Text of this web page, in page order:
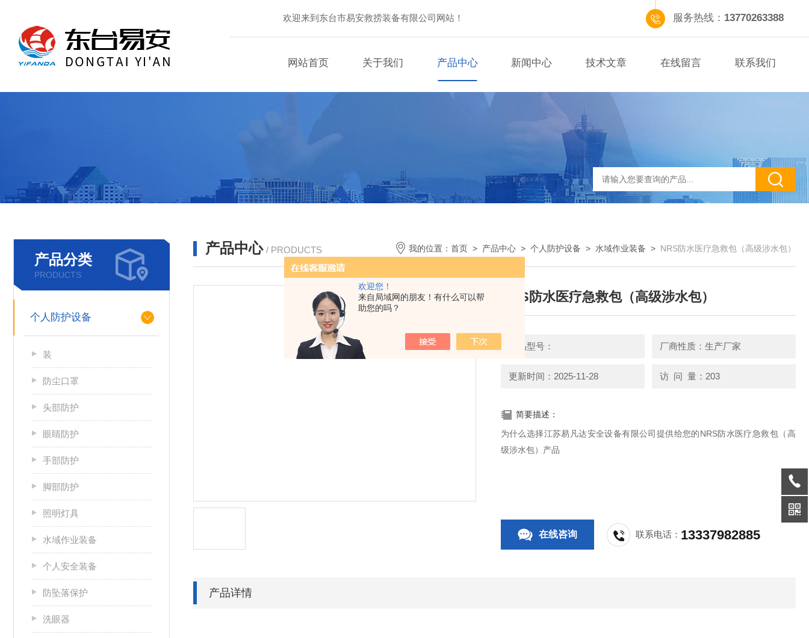
欢迎您！
来自局域网的朋友！有什么可以帮
助您的吗？
欢迎来到东台市易安救捞装备有限公司网站！ 服务热线： 13770263388
网站首页 关于我们 产品中心 新闻中心 技术文章 在线留言 联系我们
产品分类
PRODUCTS
个人防护设备
装
防尘口罩
头部防护
眼睛防护
手部防护
脚部防护
照明灯具
水域作业装备
个人安全装备
防坠落保护
洗眼器
产品中心 / PRODUCTS 我的位置： 首页 > 产品中心 > 个人防护设备 > 水域作业装备 > NRS防水医疗急救包（高级涉水包）
NRS防水医疗急救包（高级涉水包）
产品型号： 厂商性质：生产厂家
更新时间：2025-11-28 访 问 量：203
简要描述：
为什么选择江苏易凡达安全设备有限公司提供给您的NRS防水医疗急救包（高
级涉水包）产品
在线咨询 联系电话： 13337982885
产品详情